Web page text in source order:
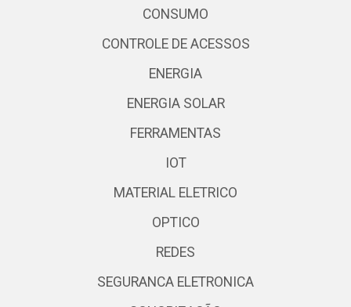
CONSUMO
CONTROLE DE ACESSOS
ENERGIA
ENERGIA SOLAR
FERRAMENTAS
IOT
MATERIAL ELETRICO
OPTICO
REDES
SEGURANCA ELETRONICA